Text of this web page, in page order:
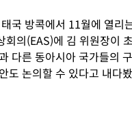
국 방콕에서 11월에 열리
회의(EAS)에 김 위원장이 초
다른 동아시아 국가들의 구
도 논의할 수 있다고 내다봤